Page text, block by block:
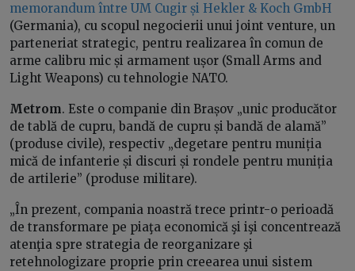
memorandum între UM Cugir și Hekler & Koch GmbH
(Germania), cu scopul negocierii unui joint venture, un
parteneriat strategic, pentru realizarea în comun de
arme calibru mic și armament ușor (Small Arms and
Light Weapons) cu tehnologie NATO.
Metrom. Este o companie din Brașov „unic producător
de tablă de cupru, bandă de cupru și bandă de alamă”
(produse civile), respectiv „degetare pentru muniția
mică de infanterie și discuri și rondele pentru muniția
de artilerie” (produse militare).
„În prezent, compania noastră trece printr-o perioadă
de transformare pe piaţa economică şi işi concentrează
atenţia spre strategia de reorganizare şi
retehnologizare proprie prin creearea unui sistem